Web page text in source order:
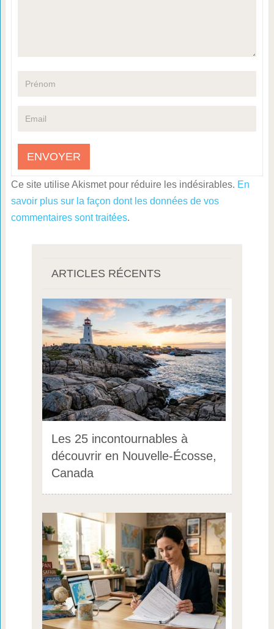
Ce site utilise Akismet pour réduire les indésirables. En
savoir plus sur la façon dont les données de vos
commentaires sont traitées.
ARTICLES RÉCENTS
Les 25 incontournables à
découvrir en Nouvelle-Écosse,
Canada